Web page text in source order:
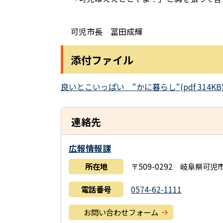
可児市長 冨田成輝
添付ファイル
良いとこいっぱい “かに暮らし“(pdf
連絡先
広報情報課
所在地 〒509-0292 岐阜県可児
電話番号 0574-62-1111
お問い合わせフォーム